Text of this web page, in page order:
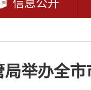
信息公开
举办全